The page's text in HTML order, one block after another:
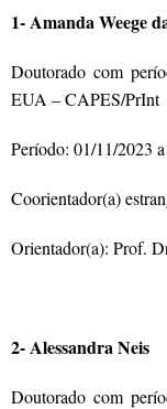
1- Amanda Weege
Doutorado com
EUA – CAPES/PrInt
Período: 01/11/2023
Coorientador(a)
Orientador(a): Prof.
2- Alessandra Neis
Doutorado com